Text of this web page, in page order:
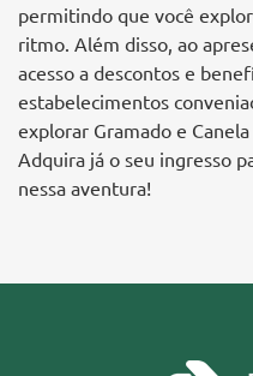
permitindo que você
ritmo. Além disso, ao
acesso a descontos e
estabelecimentos
explorar Gramado e
Adquira já o seu ingresso
nessa aventura!